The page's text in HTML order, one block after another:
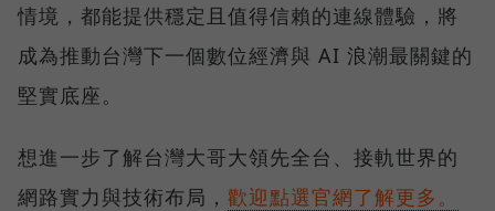
情境，都能提供穩定且值得信賴的連線體驗，將
成為推動台灣下一個數位經濟與 AI 浪潮最關鍵的
堅實底座。
想進一步了解台灣大哥大領先全台、接軌世界的
網路實力與技術布局， 歡迎點選官網了解更多。